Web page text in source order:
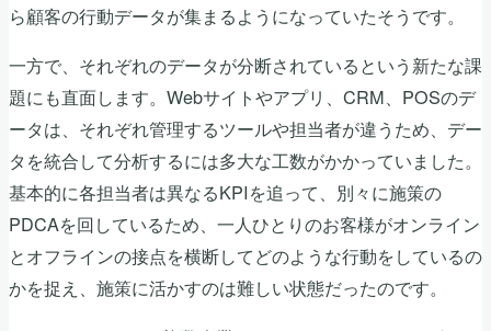
ら顧客の行動データが集まるようになっていたそうです。
一方で、それぞれのデータが分断されているという新たな課
題にも直面します。Webサイトやアプリ、CRM、POSのデ
ータは、それぞれ管理するツールや担当者が違うため、デー
タを統合して分析するには多大な工数がかかっていました。
基本的に各担当者は異なるKPIを追って、別々に施策の
PDCAを回しているため、一人ひとりのお客様がオンライン
とオフラインの接点を横断してどのような行動をしているの
かを捉え、施策に活かすのは難しい状態だったのです。